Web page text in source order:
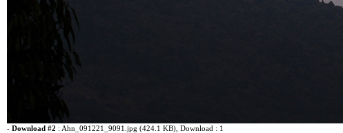
- Download #2 : Ahn_091221_9091.jpg (424.1 KB) , Download : 1